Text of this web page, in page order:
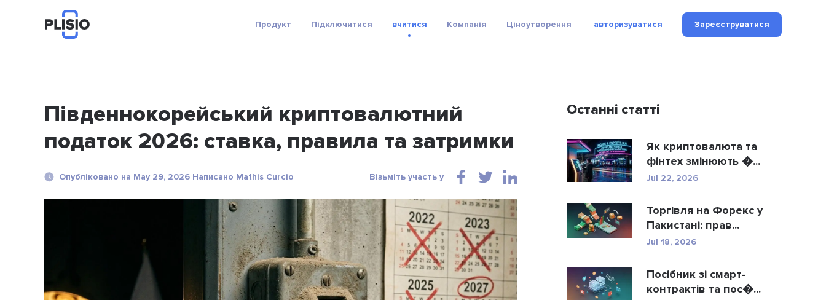
Продукт Підключитися вчитися Компанія Ціноутворення авторизуватися Зареєструватися
Південнокорейський криптовалютний
податок 2026: ставка, правила та затримки
Опубліковано на May 29, 2026 Написано Mathis Curcio Візьміть участь у
Останні статті
Як криптовалюта та
фінтех змінюють �...
Jul 22, 2026
Торгівля на Форекс у
Пакистані: прав...
Jul 18, 2026
Посібник зі смарт-
контрактів та пос�...